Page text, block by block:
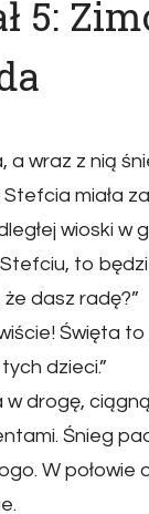
5:
a wraz z nią
miała
wioski w
to
dasz radę?”
Święta
dzieci.”
w drogę,
Śnieg
W